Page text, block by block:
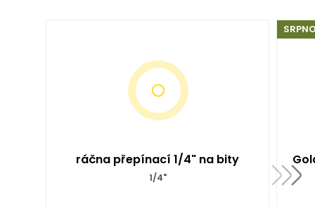
ráčna přepínací 1/4" na bity
1/4"